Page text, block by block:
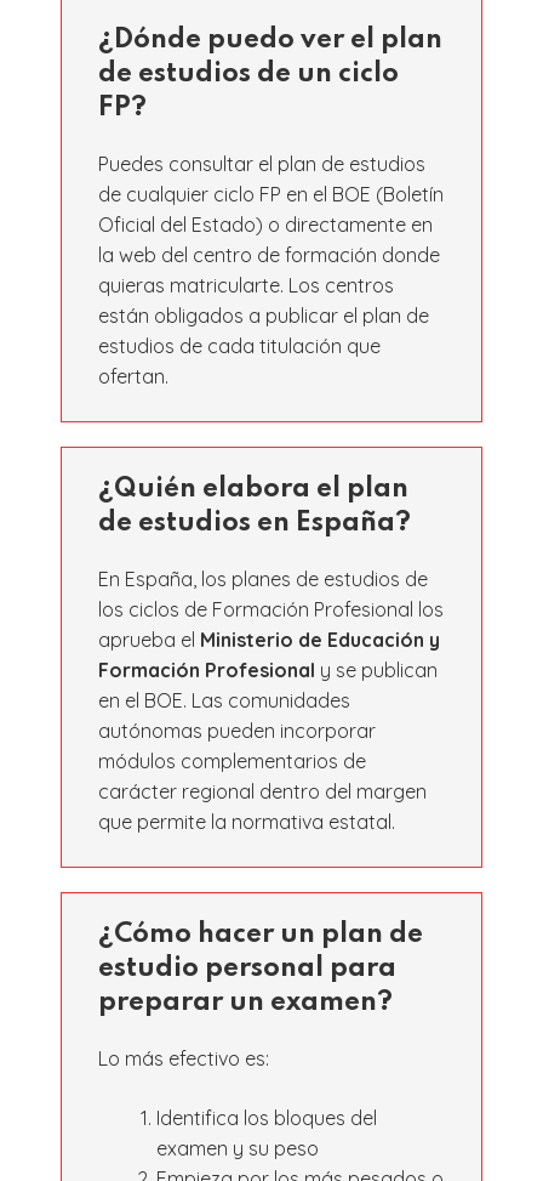
¿Dónde puedo ver el plan
de estudios de un ciclo
FP?
Puedes consultar el plan de estudios
de cualquier ciclo FP en el BOE (Boletín
Oficial del Estado) o directamente en
la web del centro de formación donde
quieras matricularte. Los centros
están obligados a publicar el plan de
estudios de cada titulación que
ofertan.
¿Quién elabora el plan
de estudios en España?
En España, los planes de estudios de
los ciclos de Formación Profesional los
aprueba el Ministerio de Educación y
Formación Profesional y se publican
en el BOE. Las comunidades
autónomas pueden incorporar
módulos complementarios de
carácter regional dentro del margen
que permite la normativa estatal.
¿Cómo hacer un plan de
estudio personal para
preparar un examen?
Lo más efectivo es:
Identifica los bloques del
examen y su peso